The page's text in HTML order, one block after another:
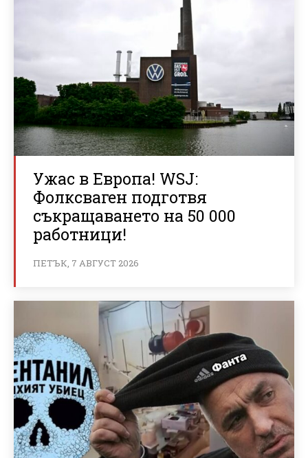
Ужас в Европа! WSJ:
Фолксваген подготвя
съкращаването на 50 000
работници!
ПЕТЪК, 7 АВГУСТ 2026